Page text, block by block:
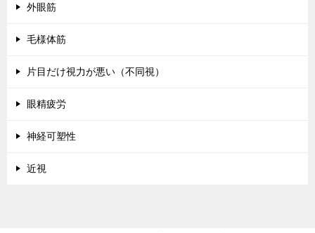
外眼筋
毛様体筋
片目だけ視力が悪い（不同視）
眼精疲労
神経可塑性
近視